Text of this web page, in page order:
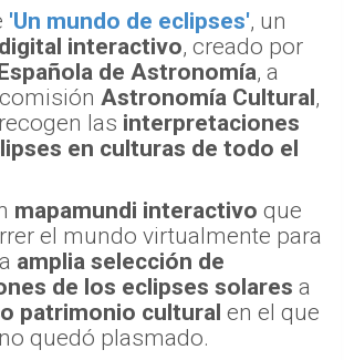
'Un mundo de eclipses', un
interactivo, creado por
de Astronomía, a
Astronomía Cultural,
las interpretaciones
en culturas de todo el
mapamundi interactivo que
el mundo virtualmente para
amplia selección de
de los eclipses solares a
patrimonio cultural en el que
quedó plasmado.